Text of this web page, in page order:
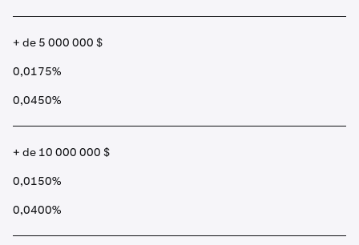
+ de 5 000 000 $
0,0175%
0,0450%
+ de 10 000 000 $
0,0150%
0,0400%